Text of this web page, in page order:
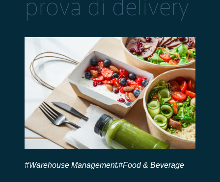
prova di delivery
#Warehouse Management,#Food & Beverage